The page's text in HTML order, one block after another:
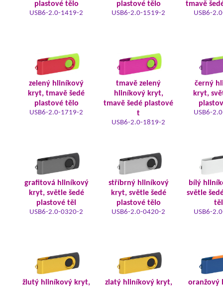
plastové tělo
USB6-2.0-1419-2
plastové tělo
USB6-2.0-1519-2
tmavě
USB6-
zelený hliníkový
kryt, tmavě šedé
plastové tělo
USB6-2.0-1719-2
tmavě zelený
hliníkový kryt,
tmavě šedé plastové
t
USB6-2.0-1819-2
černý
kryt,
USB6-
grafitová hliníkový
kryt, světle šedé
plastové těl
USB6-2.0-0320-2
stříbrný hliníkový
kryt, světle šedé
plastové tělo
USB6-2.0-0420-2
bílý
světle
USB6-
žlutý hliníkový kryt,
zlatý hliníkový kryt,
oranžový